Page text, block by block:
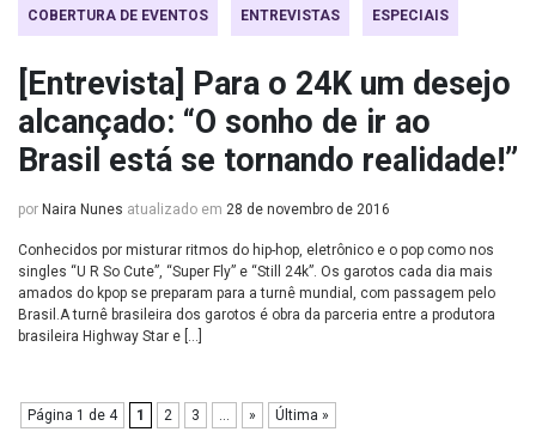
COBERTURA DE EVENTOS ENTREVISTAS ESPECIAIS
[Entrevista] Para o 24K um desejo
alcançado: “O sonho de ir ao
Brasil está se tornando realidade!”
por Naira Nunes atualizado em 28 de novembro de 2016
Conhecidos por misturar ritmos do hip-hop, eletrônico e o pop como nos
singles “U R So Cute”, “Super Fly” e “Still 24k”. Os garotos cada dia mais
amados do kpop se preparam para a turnê mundial, com passagem pelo
Brasil.A turnê brasileira dos garotos é obra da parceria entre a produtora
brasileira Highway Star e […]
Página 1 de 4 1 2 3 ... » Última »